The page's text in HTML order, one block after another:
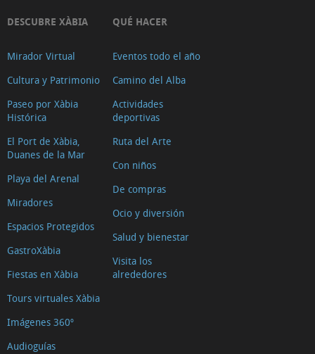
DESCUBRE XÀBIA
Mirador Virtual
Cultura y Patrimonio
Paseo por Xàbia
Histórica
El Port de Xàbia,
Duanes de la Mar
Playa del Arenal
Miradores
Espacios Protegidos
GastroXàbia
Fiestas en Xàbia
Tours virtuales Xàbia
Imágenes 360º
Audioguías
QUÉ HACER
Eventos todo el año
Camino del Alba
Actividades
deportivas
Ruta del Arte
Con niños
De compras
Ocio y diversión
Salud y bienestar
Visita los
alrededores